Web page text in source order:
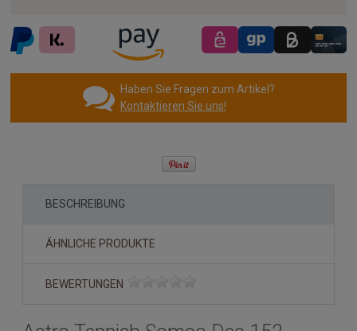
Haben Sie Fragen zum Artikel?
Kontaktieren Sie uns!
BESCHREIBUNG
ÄHNLICHE PRODUKTE
BEWERTUNGEN